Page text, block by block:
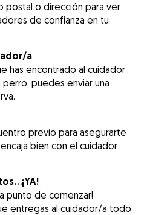
postal o dirección para ver
de confianza en tu
a
has encontrado al cuidador
puedes enviar una
previo para asegurarte
bien con el cuidador
punto de comenzar!
entregas al cuidador/a todo